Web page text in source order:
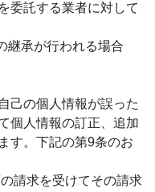
委託する業者に対して
継承が行われる場合
己の個人情報が誤った
個人情報の訂正、追加
す。下記の第9条のお
請求を受けてその請求